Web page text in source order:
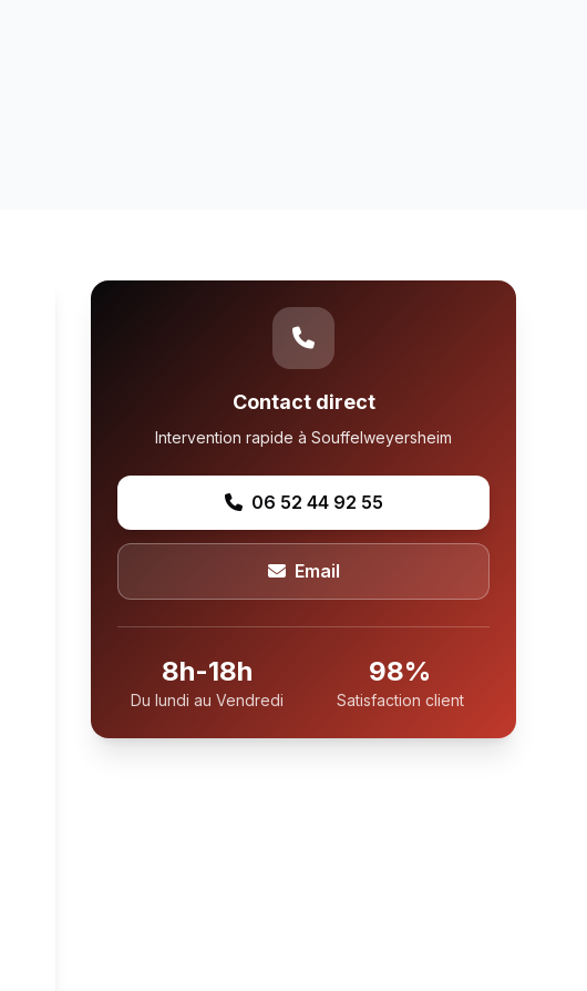
Contact direct
Intervention rapide à Souffelweyersheim
06 52 44 92 55
Email
8h-18h
Du lundi au Vendredi
98%
Satisfaction client